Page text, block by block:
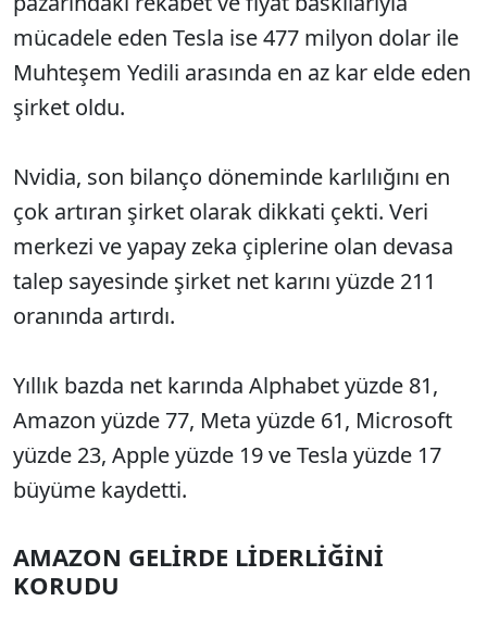
mücadele eden Tesla ise 477 milyon dolar ile
Muhteşem Yedili arasında en az kar elde eden
şirket oldu.
Nvidia, son bilanço döneminde karlılığını en
çok artıran şirket olarak dikkati çekti. Veri
merkezi ve yapay zeka çiplerine olan devasa
talep sayesinde şirket net karını yüzde 211
oranında artırdı.
Yıllık bazda net karında Alphabet yüzde 81,
Amazon yüzde 77, Meta yüzde 61, Microsoft
yüzde 23, Apple yüzde 19 ve Tesla yüzde 17
büyüme kaydetti.
AMAZON GELİRDE LİDERLİĞİNİ
KORUDU